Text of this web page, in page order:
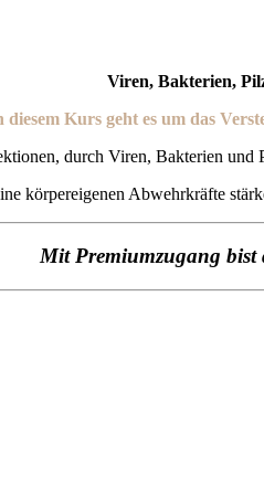
Viren, Bakterien,
diesem Kurs geht es um das
durch Viren, Bakterien
körpereigenen Abwehrkräfte
Mit Premiumzugang bist